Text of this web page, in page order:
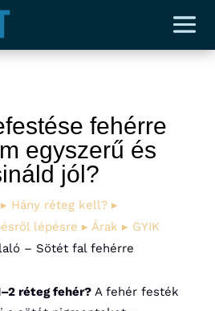
fehérre
egyszerű és
jól?
▸ Hány réteg kell? ▸
lépésre ▸ Árak ▸ GYIK
– Sötét fal fehérre
réteg fehér?A fehér festék